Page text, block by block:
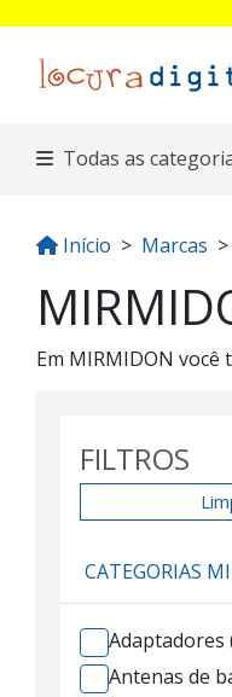
Todas as
Início Marcas
Em MIRMIDON
FILTROS
CATEGORIAS
Adaptadores
Antenas de